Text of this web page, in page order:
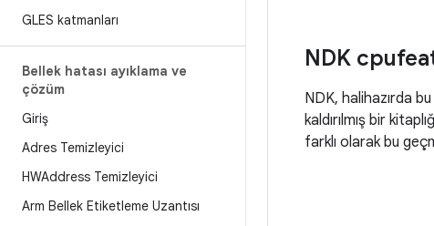
GLES katmanları
Bellek hatası ayıklama ve
çözüm
Giriş
Adres Temizleyici
HWAddress Temizleyici
Arm Bellek Etiketleme Uzantısı
NDK
NDK, halihazırda
kaldırılmış bir
farklı olarak bu